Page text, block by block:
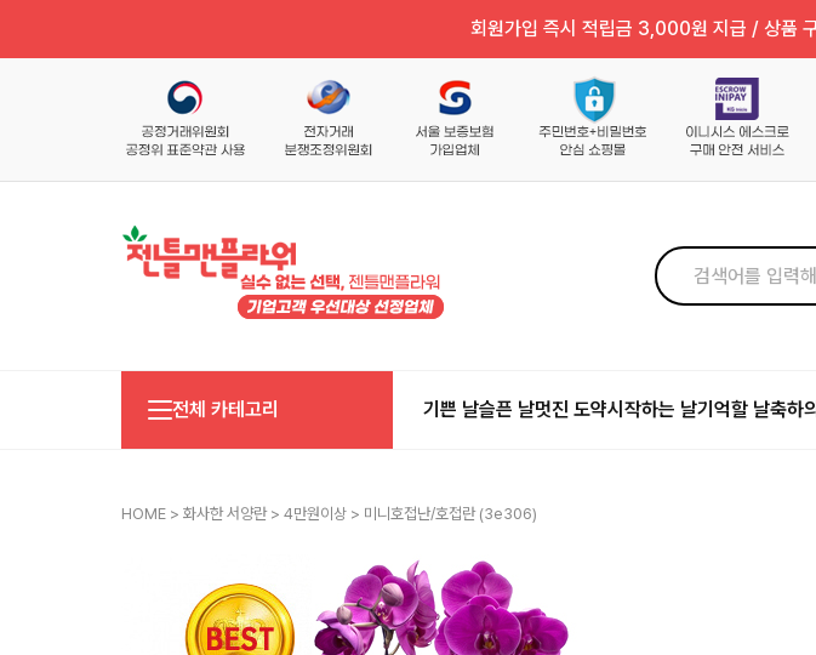
회원가입 즉시 적립금 3,000원 지급 / 상품
전체 카테고리 기쁜 날슬픈 날멋진 도약시작하는 날기억할 날축하
HOME > 화사한 서양란> 4만원이상 > 미니호접난/호접란 (3e306)